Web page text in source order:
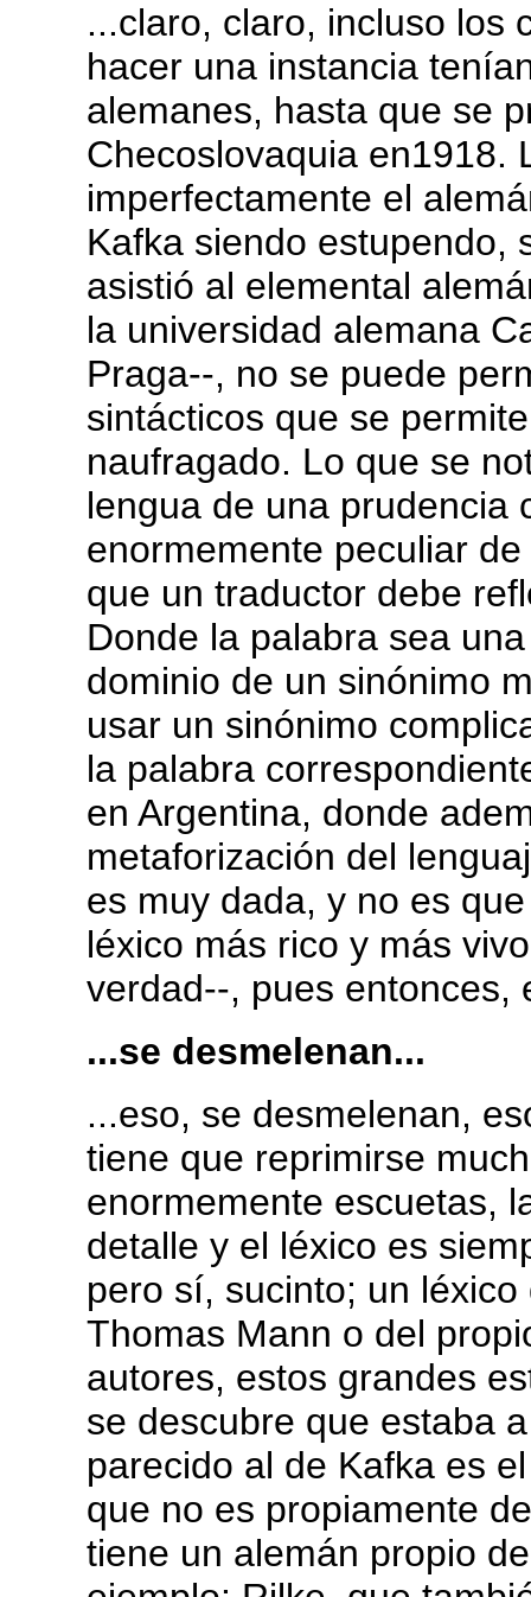
...claro, claro, incluso los
hacer una instancia
alemanes, hasta que se
Checoslovaquia en1918.
imperfectamente el
Kafka siendo estupendo,
asistió al elemental
la universidad alemana
Praga--, no se puede
sintácticos que se
naufragado. Lo que se
lengua de una prudencia
enormemente peculiar
que un traductor debe
Donde la palabra sea
dominio de un sinónimo
usar un sinónimo
la palabra
en Argentina, donde
metaforización del
es muy dada, y no es
léxico más rico y más
verdad--, pues entonces,
...se desmelenan...
...eso, se desmelenan,
tiene que reprimirse
enormemente escuetas,
detalle y el léxico es
pero sí, sucinto; un
Thomas Mann o del
autores, estos grandes
se descubre que estaba
parecido al de Kafka es
que no es propiamente
tiene un alemán propio